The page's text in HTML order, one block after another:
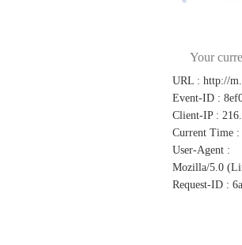
Your
URL : http://
Event-ID :
Client-IP :
Current Time :
User-Agent :
Mozilla/5.0
Request-ID :